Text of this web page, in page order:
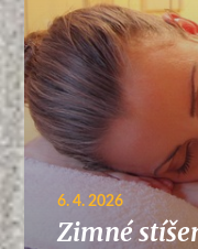
6. 4. 2026
Zimné